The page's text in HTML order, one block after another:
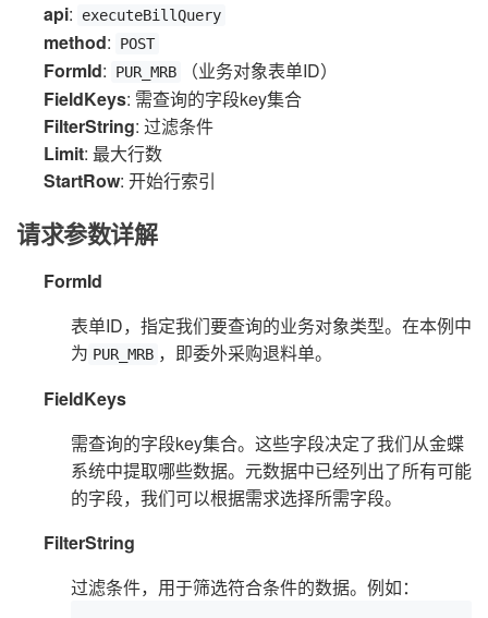
api: executeBillQuery
method: POST
FormId: PUR_MRB
（业务对象表单ID）
FieldKeys: 需查询的字段key集合
FilterString: 过滤条件
Limit: 最大行数
StartRow: 开始行索引
请求参数详解
FormId
表单ID，指定我们要查询的业务对象类型。在本例中
为 PUR_MRB ，即委外采购退料单。
FieldKeys
需查询的字段key集合。这些字段决定了我们从金蝶
系统中提取哪些数据。元数据中已经列出了所有可能
的字段，我们可以根据需求选择所需字段。
FilterString
过滤条件，用于筛选符合条件的数据。例如：